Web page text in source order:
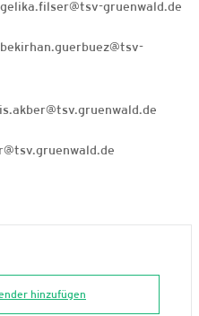
gruenwald.de
hinzufügen